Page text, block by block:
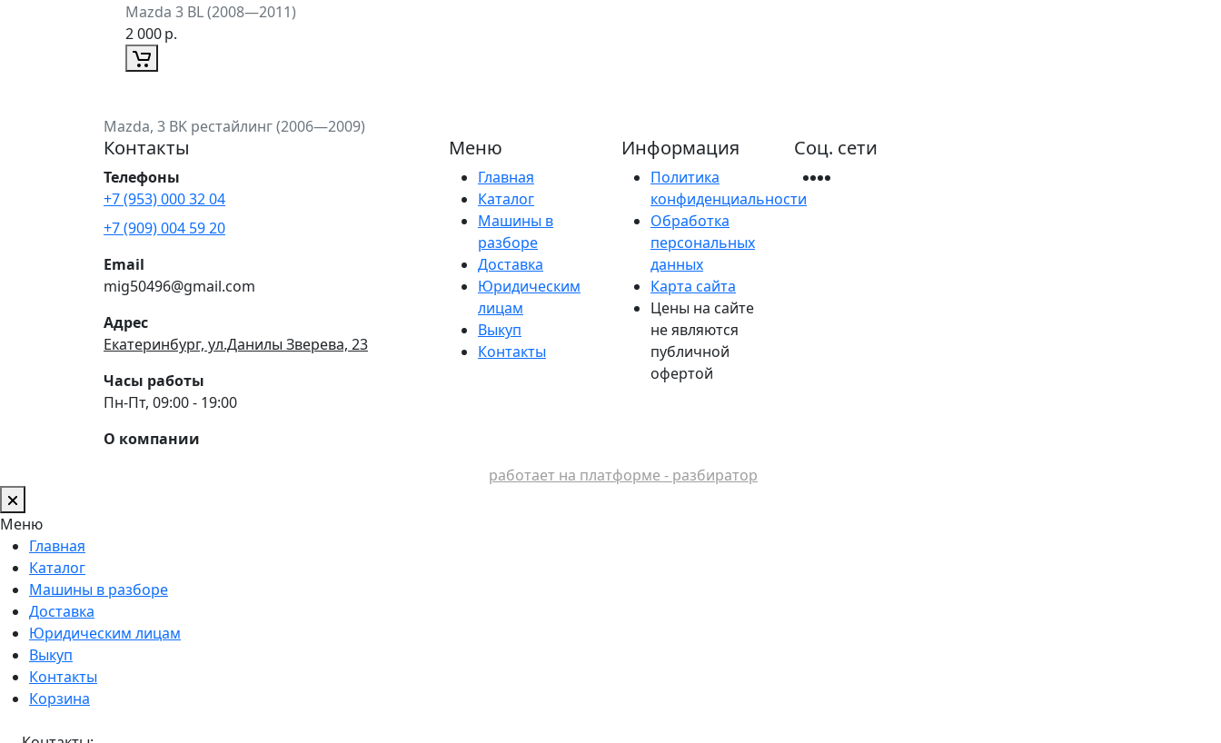
Mazda 3 BL (2008—2011)
2 000р.
Mazda, 3 BK рестайлинг (2006—2009)
Контакты
Телефоны
+7 (953) 000 32 04
+7 (909) 004 59 20
Email
mig50496@gmail.com
Адрес
Екатеринбург, ул.Данилы Зверева, 23
Часы работы
Пн-Пт, 09:00 - 19:00
О компании
Меню
Главная
Каталог
Машины в
разборе
Доставка
Юридическим
лицам
Выкуп
Контакты
Информация
Политика
конфиденциальности
Обработка
персональных
данных
Карта сайта
Цены на сайте
не являются
публичной
офертой
Соц. сети
работает на платформе - разбиратор
Меню
Главная
Каталог
Машины в разборе
Доставка
Юридическим лицам
Выкуп
Контакты
Корзина